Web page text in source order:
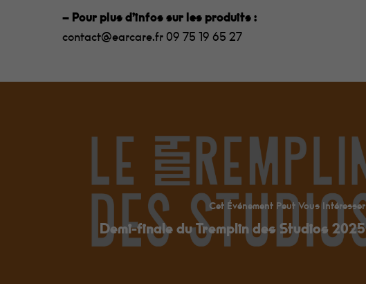
– Pour plus d’infos sur les produits :
contact@earcare.fr 09 75 19 65 27
Cet Événement Peut Vous Intéresser
Demi-finale du Tremplin des Studios 2025